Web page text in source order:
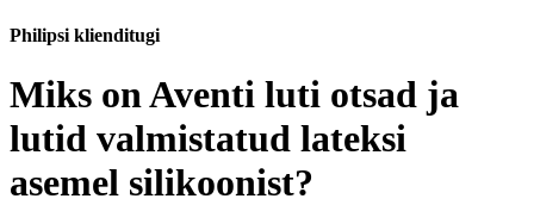
Philipsi klienditugi
Miks on Aventi luti otsad ja
lutid valmistatud lateksi
asemel silikoonist?